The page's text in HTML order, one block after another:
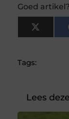
Goed
X
(Twitter)
Tags:
Lees deze